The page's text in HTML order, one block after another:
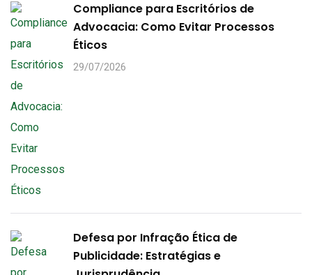
Compliance para Escritórios de
Advocacia: Como Evitar Processos
Éticos
29/07/2026
Defesa por Infração Ética de
Publicidade: Estratégias e